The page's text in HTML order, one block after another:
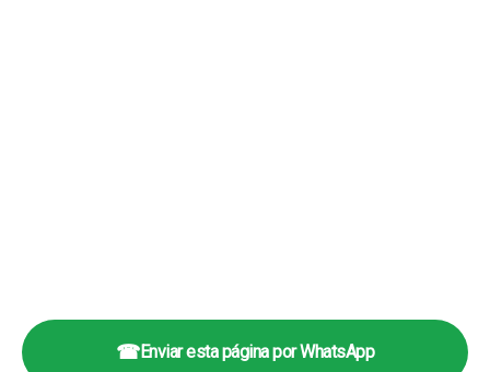
☎Enviar esta página por WhatsApp